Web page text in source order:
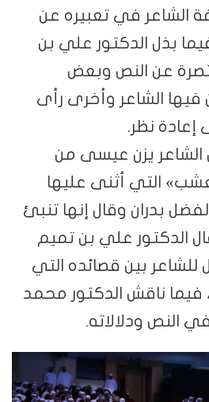
الشاعر في تعبيره عن
بذل الدكتور علي بن
عن النص وبعض
فيها الشاعر وأخرى رأى
إعادة نظر.
الشاعر يزن عيسى من
التي أثنى عليها
بدران وقال إنها تنبئ
الدكتور علي بن تميم
للشاعر بين قصائده التي
فيما ناقش الدكتور محمد
النص ودلالاته.